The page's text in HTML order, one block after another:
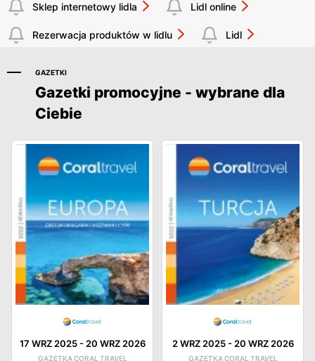
Sklep internetowy lidla Lidl online
Rezerwacja produktów w lidlu Lidl
GAZETKI
Gazetki promocyjne - wybrane dla
Ciebie
17 WRZ 2025- 20 WRZ 2026
GAZETKA CORAL TRAVEL
2 WRZ 2025- 20 WRZ 2026
GAZETKA CORAL TRAVEL